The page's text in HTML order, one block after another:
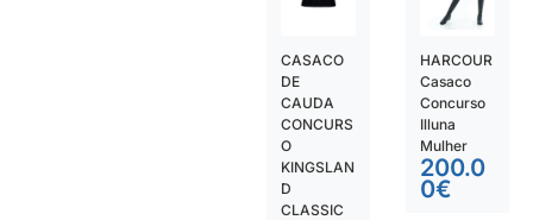
CASACO
DE
CAUDA
CONCURS
O
KINGSLAN
D
CLASSIC
HARCOUR
Casaco
Concurso
Illuna
Mulher
200.0
0€